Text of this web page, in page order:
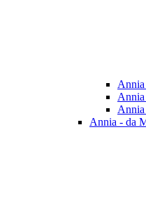
Annia - da